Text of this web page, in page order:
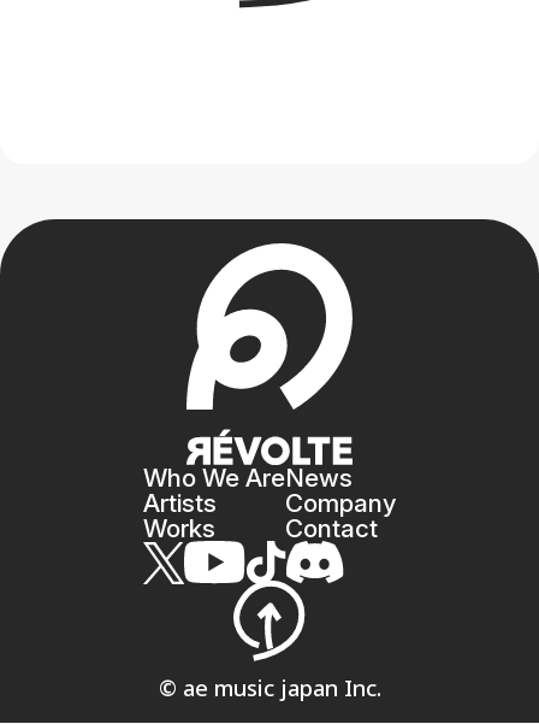
Who We Are
Artists
Works
News
Company
Contact
© ae music japan Inc.